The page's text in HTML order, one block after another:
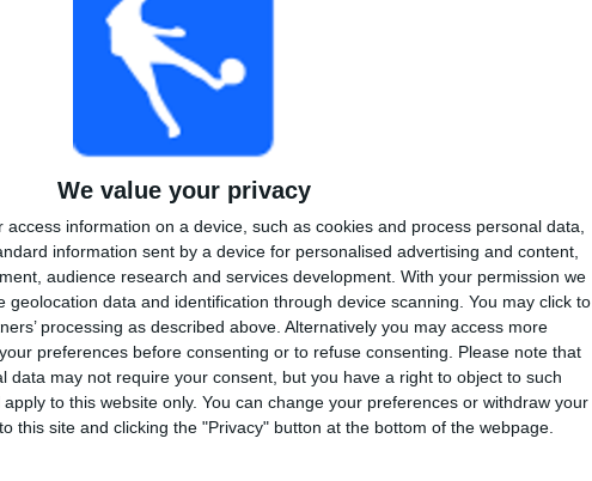
We value your privacy
access information on a device, such as cookies and process personal data,
information sent by a device for personalised advertising and content,
audience research and services development. With your permission we
data and identification through device scanning. You may click to
processing as described above. Alternatively you may access more
preferences before consenting or to refuse consenting.
Please note that
data may not require your consent, but you have a right to object to such
to this website only. You can change your preferences or withdraw your
this site and clicking the "Privacy" button at the bottom of the webpage.
ILMAISETTOMIA
PELIT
PERÄKKÄISET
MAKSUPELIT
YHTEENSÄ
24
VASTUSTAJAT
MAKSIMI
4
VS El Salvador
YHTEENSÄ
7
KILPAILUT
KILPAILUJEN MUKAAN
FIFA MM-kisat 2026
11 (26,19%)